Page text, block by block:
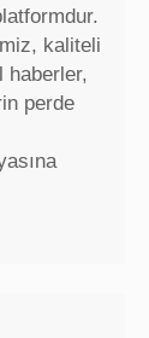
kaliteli
haberler,
perde